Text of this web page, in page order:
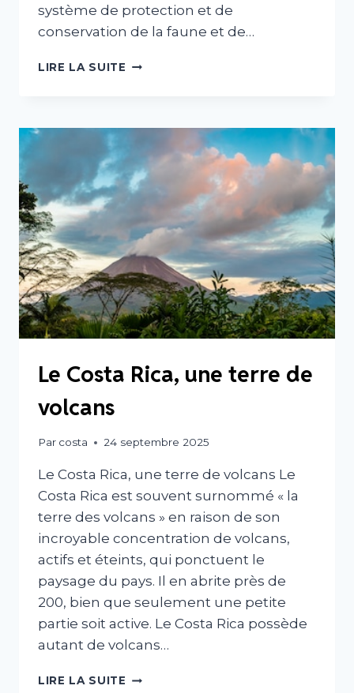
système de protection et de
conservation de la faune et de…
LIRE LA SUITE LES
DU
Le Costa Rica, une terre de
volcans
Par costa 24 septembre 2025
Le Costa Rica, une terre de volcans Le
Costa Rica est souvent surnommé « la
terre des volcans » en raison de son
incroyable concentration de volcans,
actifs et éteints, qui ponctuent le
paysage du pays. Il en abrite près de
200, bien que seulement une petite
partie soit active. Le Costa Rica possède
autant de volcans…
LIRE LA SUITE LE